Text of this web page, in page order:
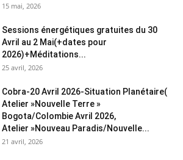
15 mai, 2026
Sessions énergétiques gratuites du 30
Avril au 2 Mai(+dates pour
2026)+Méditations...
25 avril, 2026
Cobra-20 Avril 2026-Situation Planétaire(
Atelier »Nouvelle Terre »
Bogota/Colombie Avril 2026,
Atelier »Nouveau Paradis/Nouvelle...
21 avril, 2026